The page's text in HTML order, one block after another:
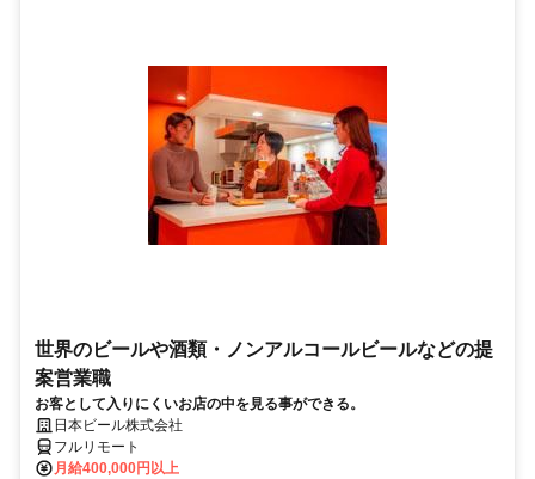
世界のビールや酒類・ノンアルコールビールなどの提
案営業職
お客として入りにくいお店の中を見る事ができる。
日本ビール株式会社
フルリモート
月給400,000円以上